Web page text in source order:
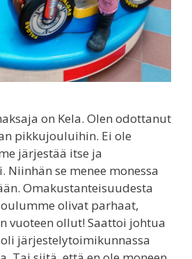
on Kela. Olen odottanut
pikkujouluihin. Ei ole
järjestää itse ja
Niinhän se menee monessa
Omakustanteisuudesta
olivat parhaat,
vuoteen ollut! Saattoi johtua
järjestelytoimikunnassa